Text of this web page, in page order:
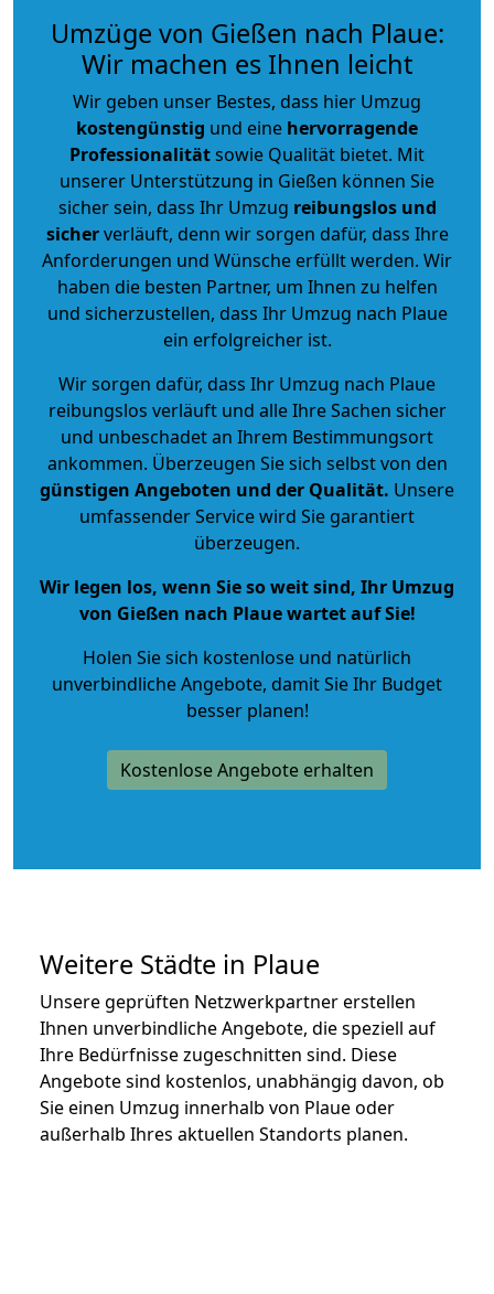
Umzüge von Gießen nach Plaue:
Wir machen es Ihnen leicht
Wir geben unser Bestes, dass hier Umzug
kostengünstig und eine hervorragende
Professionalitätsowie Qualität bietet. Mit
unserer Unterstützung in Gießen können Sie
sicher sein, dass Ihr Umzug reibungslos und
sicherverläuft, denn wir sorgen dafür, dass Ihre
Anforderungen und Wünsche erfüllt werden. Wir
haben die besten Partner, um Ihnen zu helfen
und sicherzustellen, dass Ihr Umzug nach Plaue
ein erfolgreicher ist.
Wir sorgen dafür, dass Ihr Umzug nach Plaue
reibungslos verläuft und alle Ihre Sachen sicher
und unbeschadet an Ihrem Bestimmungsort
ankommen. Überzeugen Sie sich selbst von den
günstigen Angeboten und der Qualität. Unsere
umfassender Service wird Sie garantiert
überzeugen.
Wir legen los, wenn Sie so weit sind, Ihr Umzug
von Gießen nach Plaue wartet auf Sie!
Holen Sie sich kostenlose und natürlich
unverbindliche Angebote, damit Sie Ihr Budget
besser planen!
Kostenlose Angebote erhalten
Weitere Städte in Plaue
Unsere geprüften Netzwerkpartner erstellen
Ihnen unverbindliche Angebote, die speziell auf
Ihre Bedürfnisse zugeschnitten sind. Diese
Angebote sind kostenlos, unabhängig davon, ob
Sie einen Umzug innerhalb von Plaue oder
außerhalb Ihres aktuellen Standorts planen.